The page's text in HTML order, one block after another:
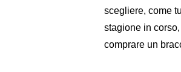
scegliere, come
stagione in
comprare un